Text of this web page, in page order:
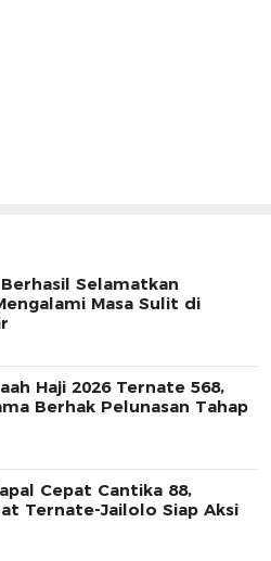
Selamatkan
Masa Sulit di
Haji 2026 Ternate 568,
Berhak Pelunasan Tahap
Cepat Cantika 88,
Ternate-Jailolo Siap Aksi